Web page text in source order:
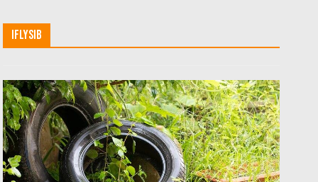
IFLySIB